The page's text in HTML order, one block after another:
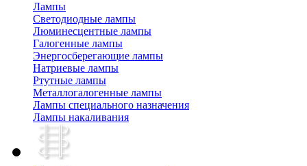
Лампы
Cветодиодные лампы
Люминесцентные лампы
Галогенные лампы
Энергосберегающие лампы
Натриевые лампы
Ртутные лампы
Металлогалогенные лампы
Лампы специального назначения
Лампы накаливания